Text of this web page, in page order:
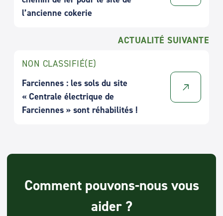
l’ancienne cokerie
ACTUALITÉ SUIVANTE
NON CLASSIFIÉ(E)
Farciennes : les sols du site
« Centrale électrique de
Farciennes » sont réhabilités !
Comment pouvons-nous vous
aider ?